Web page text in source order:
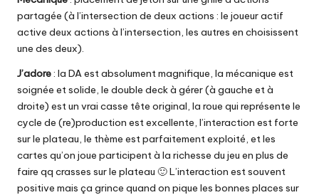
partagée (à l’intersection de deux actions : le joueur actif
active deux actions à l’intersection, les autres en choisissent
une des deux).
J’adore: la DA est absolument magnifique, la mécanique est
soignée et solide, le double deck à gérer (à gauche et à
droite) est un vrai casse tête original, la roue qui représente le
cycle de (re)production est excellente, l’interaction est forte
sur le plateau, le thème est parfaitement exploité, et les
cartes qu’on joue participent à la richesse du jeu en plus de
faire qq crasses sur le plateau 🙂 L’interaction est souvent
positive mais ça grince quand on pique les bonnes places sur